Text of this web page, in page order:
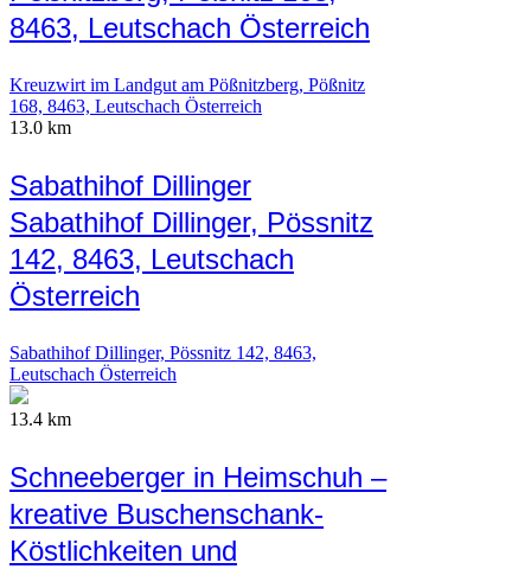
8463, Leutschach Österreich
Kreuzwirt im Landgut am Pößnitzberg, Pößnitz
168, 8463, Leutschach Österreich
13.0 km
Sabathihof Dillinger
Sabathihof Dillinger, Pössnitz
142, 8463, Leutschach
Österreich
Sabathihof Dillinger, Pössnitz 142, 8463,
Leutschach Österreich
13.4 km
Schneeberger in Heimschuh –
kreative Buschenschank-
Köstlichkeiten und